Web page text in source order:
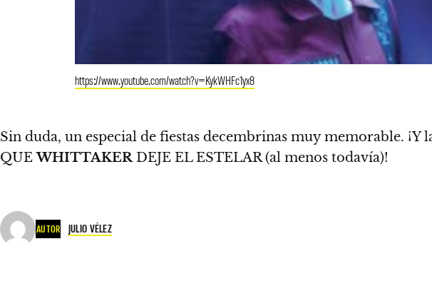
https://www.youtube.com/watch?v=KykWHFc1yx8
Sin duda, un especial de fiestas decembrinas muy memorable. ¡Y
QUEWHITTAKERDEJE EL ESTELAR (al menos todavía)!
AUTOR JULIO VÉLEZ